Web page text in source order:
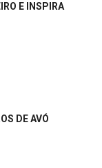
E INSPIRA
DE AVÓ